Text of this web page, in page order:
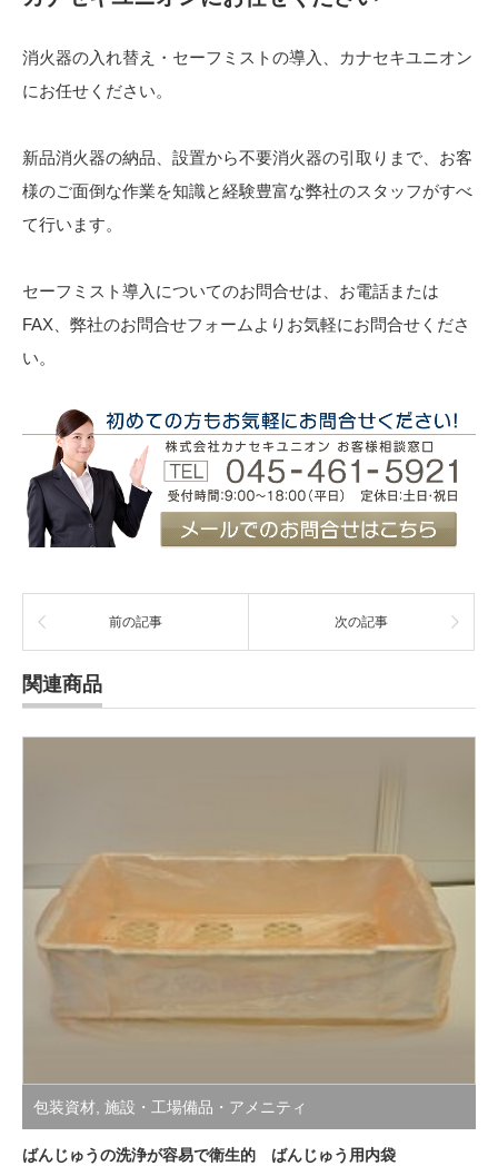
消火器の入れ替え・セーフミストの導入、カナセキユニオン
にお任せください。
新品消火器の納品、設置から不要消火器の引取りまで、お客
様のご面倒な作業を知識と経験豊富な弊社のスタッフがすべ
て行います。
セーフミスト導入についてのお問合せは、お電話または
FAX、弊社のお問合せフォームよりお気軽にお問合せくださ
い。
前の記事 次の記事
関連商品
包装資材 施設・工場備品・アメニティ
ばんじゅうの洗浄が容易で衛生的 ばんじゅう用内袋